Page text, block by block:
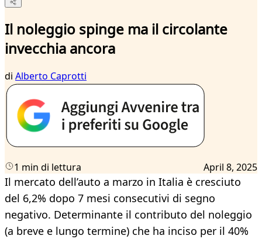
Il noleggio spinge ma il circolante
invecchia ancora
di Alberto Caprotti
1 min di lettura April 8, 2025
Il mercato dell’auto a marzo in Italia è cresciuto
del 6,2% dopo 7 mesi consecutivi di segno
negativo. Determinante il contributo del noleggio
(a breve e lungo termine) che ha inciso per il 40%